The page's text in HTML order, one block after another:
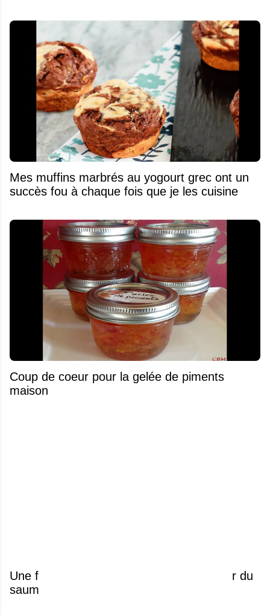
Mes muffins marbrés au yogourt grec ont un
succès fou à chaque fois que je les cuisine
Coup de coeur pour la gelée de piments
maison
Une femme découvre des vers vivants sur du
saumon vendu chez Costco